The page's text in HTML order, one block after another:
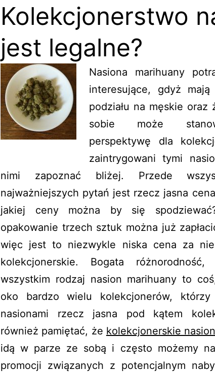
Kolekcjonerstwo
jest legalne?
Nasiona marihuany
interesujące, gdyż
podziału na męskie oraz
sobie może
perspektywę dla
zaintrygowani tymi
nimi zapoznać bliżej. Przede
najważniejszych pytań jest rzecz jasna
jakiej ceny można by się
opakowanie trzech sztuk można już
więc jest to niezwykle niska cena za
kolekcjonerskie. Bogata
wszystkim rodzaj nasion marihuany to
oko bardzo wielu kolekcjonerów, którzy
nasionami rzecz jasna pod kątem
również pamiętać, że kolekcjonerskie
idą w parze ze sobą i często możemy
promocji związanych z potencjalnym